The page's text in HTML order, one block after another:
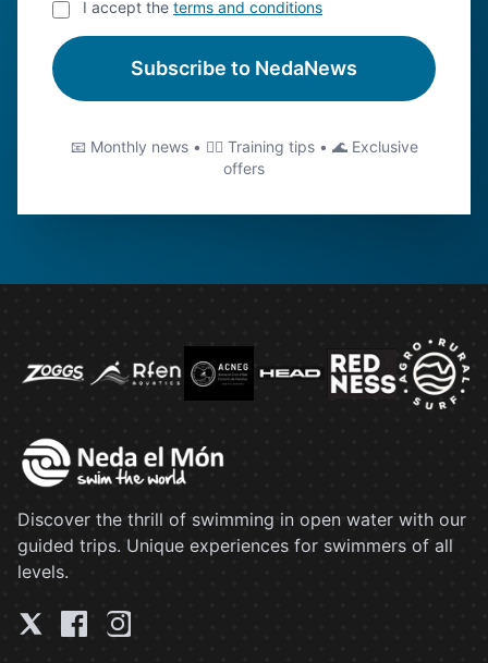
I accept the terms and conditions
Subscribe to NedaNews
📧 Monthly news • 🏊‍♂️ Training tips • 🌊 Exclusive
offers
Discover the thrill of swimming in open water with our
guided trips. Unique experiences for swimmers of all
levels.